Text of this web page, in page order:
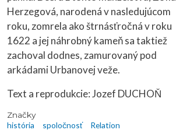
Herzegová, narodená v nasledujúcom
roku, zomrela ako štrnásťročná v roku
1622 a jej náhrobný kameň sa taktiež
zachoval dodnes, zamurovaný pod
arkádami Urbanovej veže.
Text a reprodukcie: Jozef DUCHOŇ
Značky
história spoločnosť
Relation